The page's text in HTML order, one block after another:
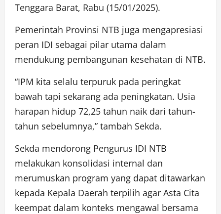
Tenggara Barat, Rabu (15/01/2025).
Pemerintah Provinsi NTB juga mengapresiasi
peran IDI sebagai pilar utama dalam
mendukung pembangunan kesehatan di NTB.
“IPM kita selalu terpuruk pada peringkat
bawah tapi sekarang ada peningkatan. Usia
harapan hidup 72,25 tahun naik dari tahun-
tahun sebelumnya,” tambah Sekda.
Sekda mendorong Pengurus IDI NTB
melakukan konsolidasi internal dan
merumuskan program yang dapat ditawarkan
kepada Kepala Daerah terpilih agar Asta Cita
keempat dalam konteks mengawal bersama